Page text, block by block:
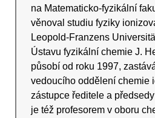
na Matematicko-fyzikální
věnoval studiu fyziky
Leopold-Franzens
Ústavu fyzikální chemie J.
působí od roku 1997,
vedoucího oddělení chemie
zástupce ředitele a
je též profesorem v oboru